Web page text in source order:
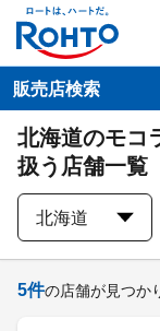
販売店検索
北海道のモコ
扱う店舗一覧
北海道
5件の店舗が見つか